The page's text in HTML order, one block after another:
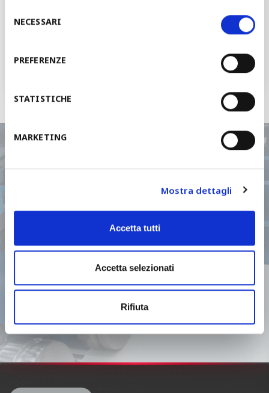
delNECESSARI
PREFERENZE
STATISTICHE
MARKETING
Mostra dettagli
Accetta tutti
Accetta selezionati
Rifiuta
How can we help you?